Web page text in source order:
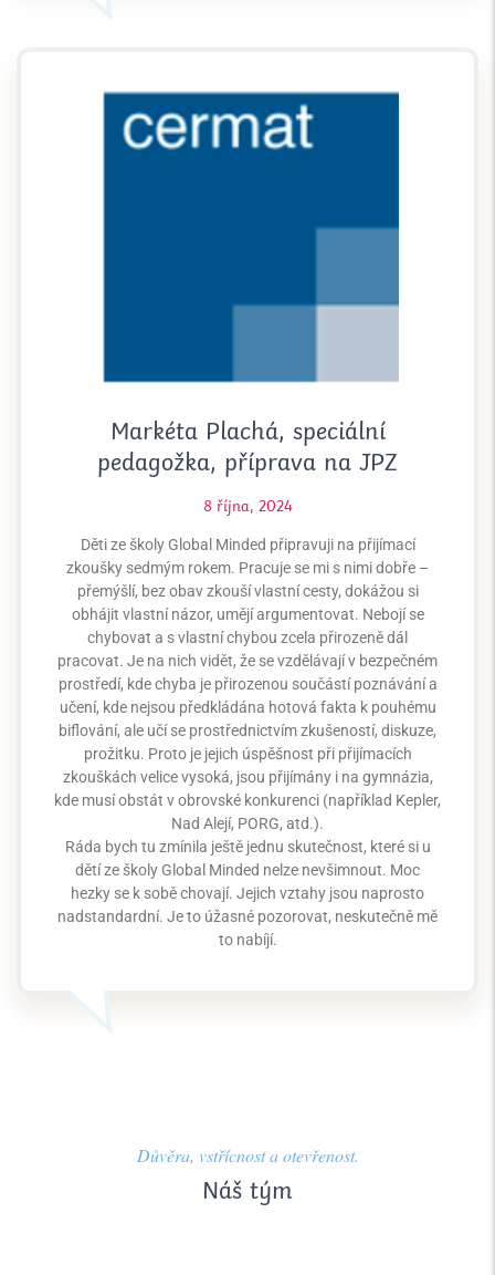
Markéta Plachá, speciální
pedagožka, příprava na JPZ
8 října, 2024
Děti ze školy Global Minded připravuji na přijímací
zkoušky sedmým rokem. Pracuje se mi s nimi dobře –
přemýšlí, bez obav zkouší vlastní cesty, dokážou si
obhájit vlastní názor, umějí argumentovat. Nebojí se
chybovat a s vlastní chybou zcela přirozeně dál
pracovat. Je na nich vidět, že se vzdělávají v bezpečném
prostředí, kde chyba je přirozenou součástí poznávání a
učení, kde nejsou předkládána hotová fakta k pouhému
biflování, ale učí se prostřednictvím zkušeností, diskuze,
prožitku. Proto je jejich úspěšnost při přijímacích
zkouškách velice vysoká, jsou přijímány i na gymnázia,
kde musí obstát v obrovské konkurenci (například Kepler,
Nad Alejí, PORG, atd.).
Ráda bych tu zmínila ještě jednu skutečnost, které si u
dětí ze školy Global Minded nelze nevšimnout. Moc
hezky se k sobě chovají. Jejich vztahy jsou naprosto
nadstandardní. Je to úžasné pozorovat, neskutečně mě
to nabíjí.
Důvěra, vstřícnost a otevřenost.
Náš tým